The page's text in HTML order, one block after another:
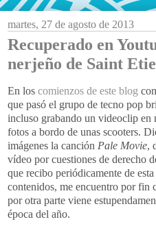
martes, 27 de agosto de 2013
Recuperado en
nerjeño de Saint
En los comienzos de este blog
que pasó el grupo de tecno pop
incluso grabando un videoclip en
fotos a bordo de unas scooters.
imágenes la canción Pale Movie,
vídeo por cuestiones de derecho
que recibo periódicamente de
contenidos, me encuentro por fin
por otra parte viene
época del año.